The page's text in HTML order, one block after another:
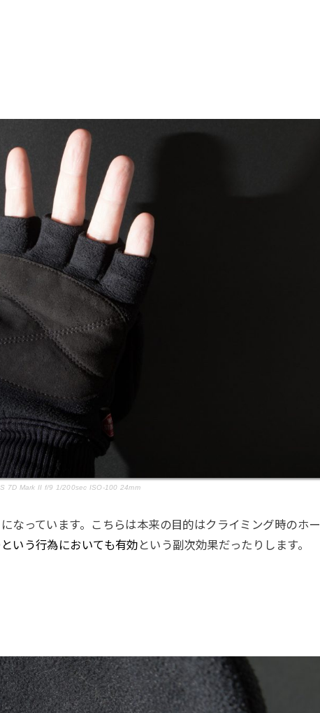
7D Mark II f/9 1/200sec ISO-100 24mm
なっています。こちらは本来の目的はクライミング時のホー
いう行為においても有効 という副次効果だったりします。